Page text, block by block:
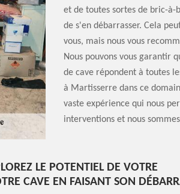
et de toutes sortes de bric-
de s'en débarrasser. Cela
vous, mais nous vous
Nous pouvons vous garantir
de cave répondent à toutes
à Martisserre dans ce
vaste expérience qui nous
interventions et nous
LE POTENTIEL DE VOTRE
CAVE EN FAISANT SON